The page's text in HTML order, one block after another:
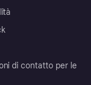
di contatto per le